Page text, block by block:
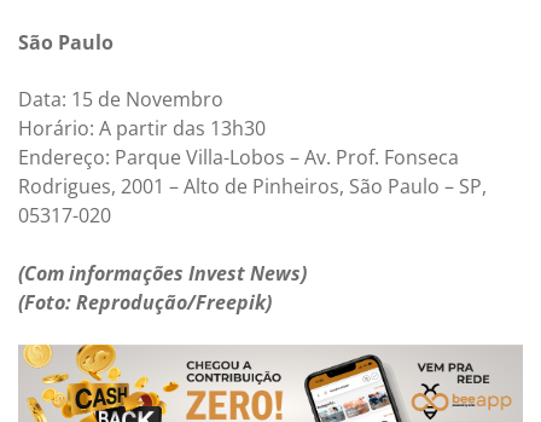
São Paulo
Data: 15 de Novembro
Horário: A partir das 13h30
Endereço: Parque Villa-Lobos – Av. Prof. Fonseca
Rodrigues, 2001 – Alto de Pinheiros, São Paulo – SP,
05317-020
(Com informações Invest News)
(Foto: Reprodução/Freepik)